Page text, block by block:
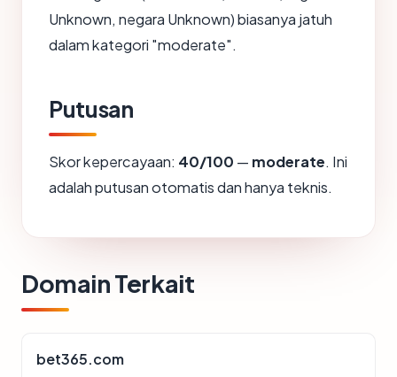
Unknown, negara Unknown) biasanya jatuh
dalam kategori "moderate".
Putusan
Skor kepercayaan: 40/100 — moderate. Ini
adalah putusan otomatis dan hanya teknis.
Domain Terkait
bet365.com